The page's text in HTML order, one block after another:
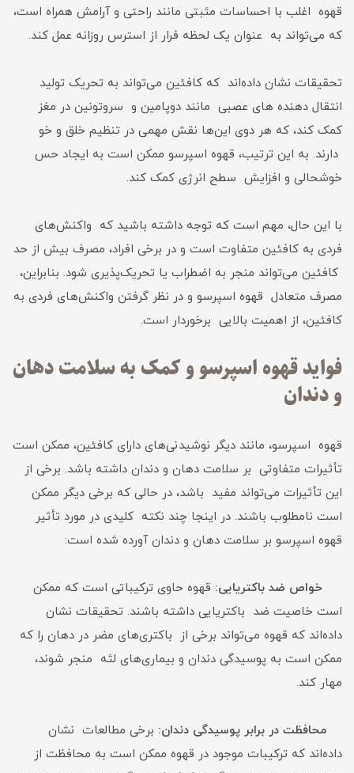
قهوه اغلب با احساسات مثبتی مانند راحتی و آرامش همراه است،
که می‌تواند به عنوان یک لحظه فرار از استرس روزانه عمل کند.
تحقیقات نشان داده‌اند که کافئین می‌تواند به تحریک تولید
انتقال دهنده های عصبی مانند دوپامین و سروتونین در مغز
کمک کند، که هر دوی این‌ها نقش مهمی در تنظیم خلق و خو
دارند. به این ترتیب، قهوه اسپرسو ممکن است به ایجاد حس
خوشحالی و افزایش سطح انرژی کمک کند.
با این حال، مهم است که توجه داشته باشید که واکنش‌های
فردی به کافئین متفاوت است و در برخی افراد، مصرف بیش از حد
کافئین می‌تواند منجر به اضطراب یا تحریک‌پذیری شود. بنابراین،
مصرف متعادل قهوه اسپرسو و در نظر گرفتن واکنش‌های فردی به
کافئین، از اهمیت بالایی برخوردار است.
فواید قهوه اسپرسو و کمک به سلامت دهان
و دندان
قهوه اسپرسو، مانند دیگر نوشیدنی‌های دارای کافئین، ممکن است
تأثیرات متفاوتی بر سلامت دهان و دندان داشته باشد. برخی از
این تأثیرات می‌تواند مفید باشد، در حالی که برخی دیگر ممکن
است نامطلوب باشند. در اینجا چند نکته کلیدی در مورد تأثیر
قهوه اسپرسو بر سلامت دهان و دندان آورده شده است:
خواص ضد باکتریایی: قهوه حاوی ترکیباتی است که ممکن
است خاصیت ضد باکتریایی داشته باشند. تحقیقات نشان
داده‌اند که قهوه می‌تواند برخی از باکتری‌های مضر در دهان را که
ممکن است به پوسیدگی دندان و بیماری‌های لثه منجر شوند،
مهار کند.
محافظت در برابر پوسیدگی دندان: برخی مطالعات نشان
داده‌اند که ترکیبات موجود در قهوه ممکن است به محافظت از